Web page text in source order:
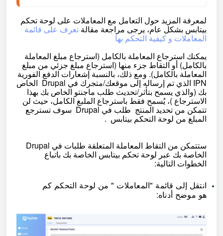
لمعرفة المزيد حول التعامل مع المعاملات على لوحة تحكم
بيتابس بشكل عام، يرجى مراجعة مقالة تعرف على قائمة
المعاملات و كيفية التحكم بها
يمكنك استرجاع المعاملة بالكامل (استرجاع مبلغ المعاملة
بالكامل) أو التقاط جزء منها (استرجاع مبلغ جزئي من مبلغ
المعاملة بالكامل). ومع ذلك، بالنسبة إشعارات الدفع الفورية
IPN الذي تم إرساله إلى موقعك/متجرك في Drupal الخاص
بك (والذي يسمح بتأثر/تحديث طلب ماجنتو الخاص بك بهذا
الاسترجاع )، يُسمح فقط باسترجاع الملبغ الكامل، حيث لن
تتمكن من تحديد المنتج طلب فيDrupal سوف تسترجع
المبلغ من لوحة التحكم بيتابس .
ستتمكن من التقاط المعاملة المتعلقة طلبات في Drupal
الخاصة بك عبر لوحة تحكم بيتابس الخاصة بك باتباع
الخطوات التالية:
انتقل إلى قائمة "المعاملات " من لوحة التحكم كم
هو موضح أدناه: